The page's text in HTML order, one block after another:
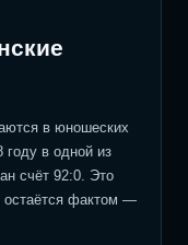
в юношеских
году в одной из
счёт 92:0. Это
остаётся фактом —